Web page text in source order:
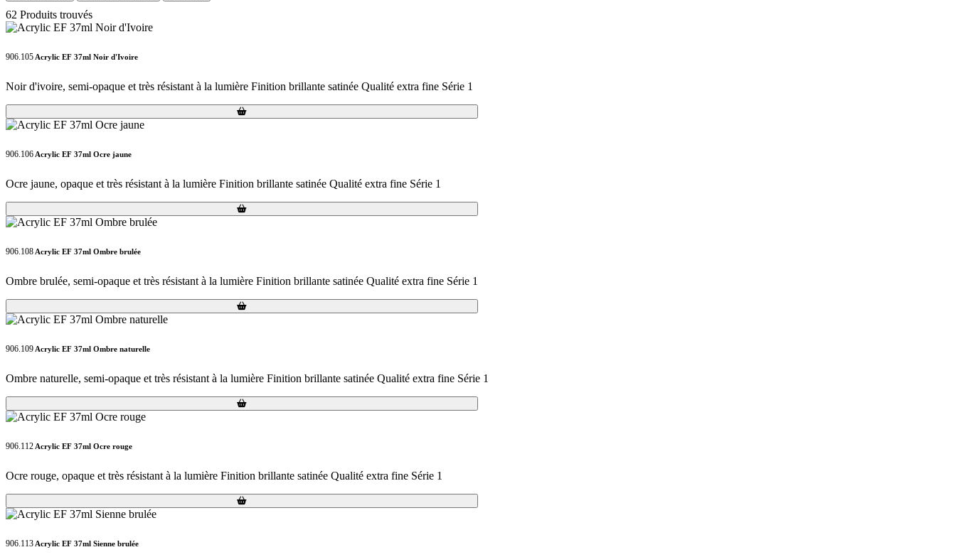
62 Produits trouvés
906.105 Acrylic EF 37ml Noir d'Ivoire
Noir d'ivoire, semi-opaque et très résistant à la lumière Finition brillante satinée Qualité extra fine Série 1
Loading...
Loading...
906.106 Acrylic EF 37ml Ocre jaune
Ocre jaune, opaque et très résistant à la lumière Finition brillante satinée Qualité extra fine Série 1
Loading...
Loading...
906.108 Acrylic EF 37ml Ombre brulée
Ombre brulée, semi-opaque et très résistant à la lumière Finition brillante satinée Qualité extra fine Série 1
Loading...
Loading...
906.109 Acrylic EF 37ml Ombre naturelle
Ombre naturelle, semi-opaque et très résistant à la lumière Finition brillante satinée Qualité extra fine Série 1
Loading...
Loading...
906.112 Acrylic EF 37ml Ocre rouge
Ocre rouge, opaque et très résistant à la lumière Finition brillante satinée Qualité extra fine Série 1
Loading...
Loading...
906.113 Acrylic EF 37ml Sienne brulée